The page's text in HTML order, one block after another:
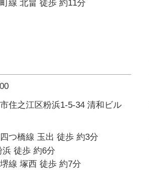
線 北畠 徒歩 約11分
住之江区粉浜1-5-34 清和ビル
つ橋線 玉出 徒歩 約3分
徒歩 約6分
線 塚西 徒歩 約7分